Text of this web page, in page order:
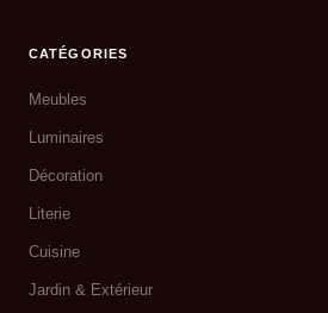
CATÉGORIES
Meubles
Luminaires
Décoration
Literie
Cuisine
Jardin & Extérieur